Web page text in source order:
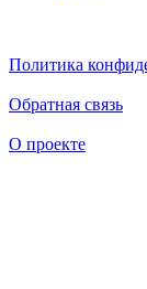
Политика
Обратная связь
О проекте